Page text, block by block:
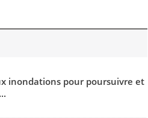
inondations pour poursuivre et